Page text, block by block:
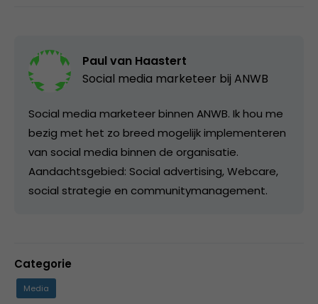
Paul van Haastert
Social media marketeer bij ANWB
Social media marketeer binnen ANWB. Ik hou me
bezig met het zo breed mogelijk implementeren
van social media binnen de organisatie.
Aandachtsgebied: Social advertising, Webcare,
social strategie en communitymanagement.
Categorie
Media